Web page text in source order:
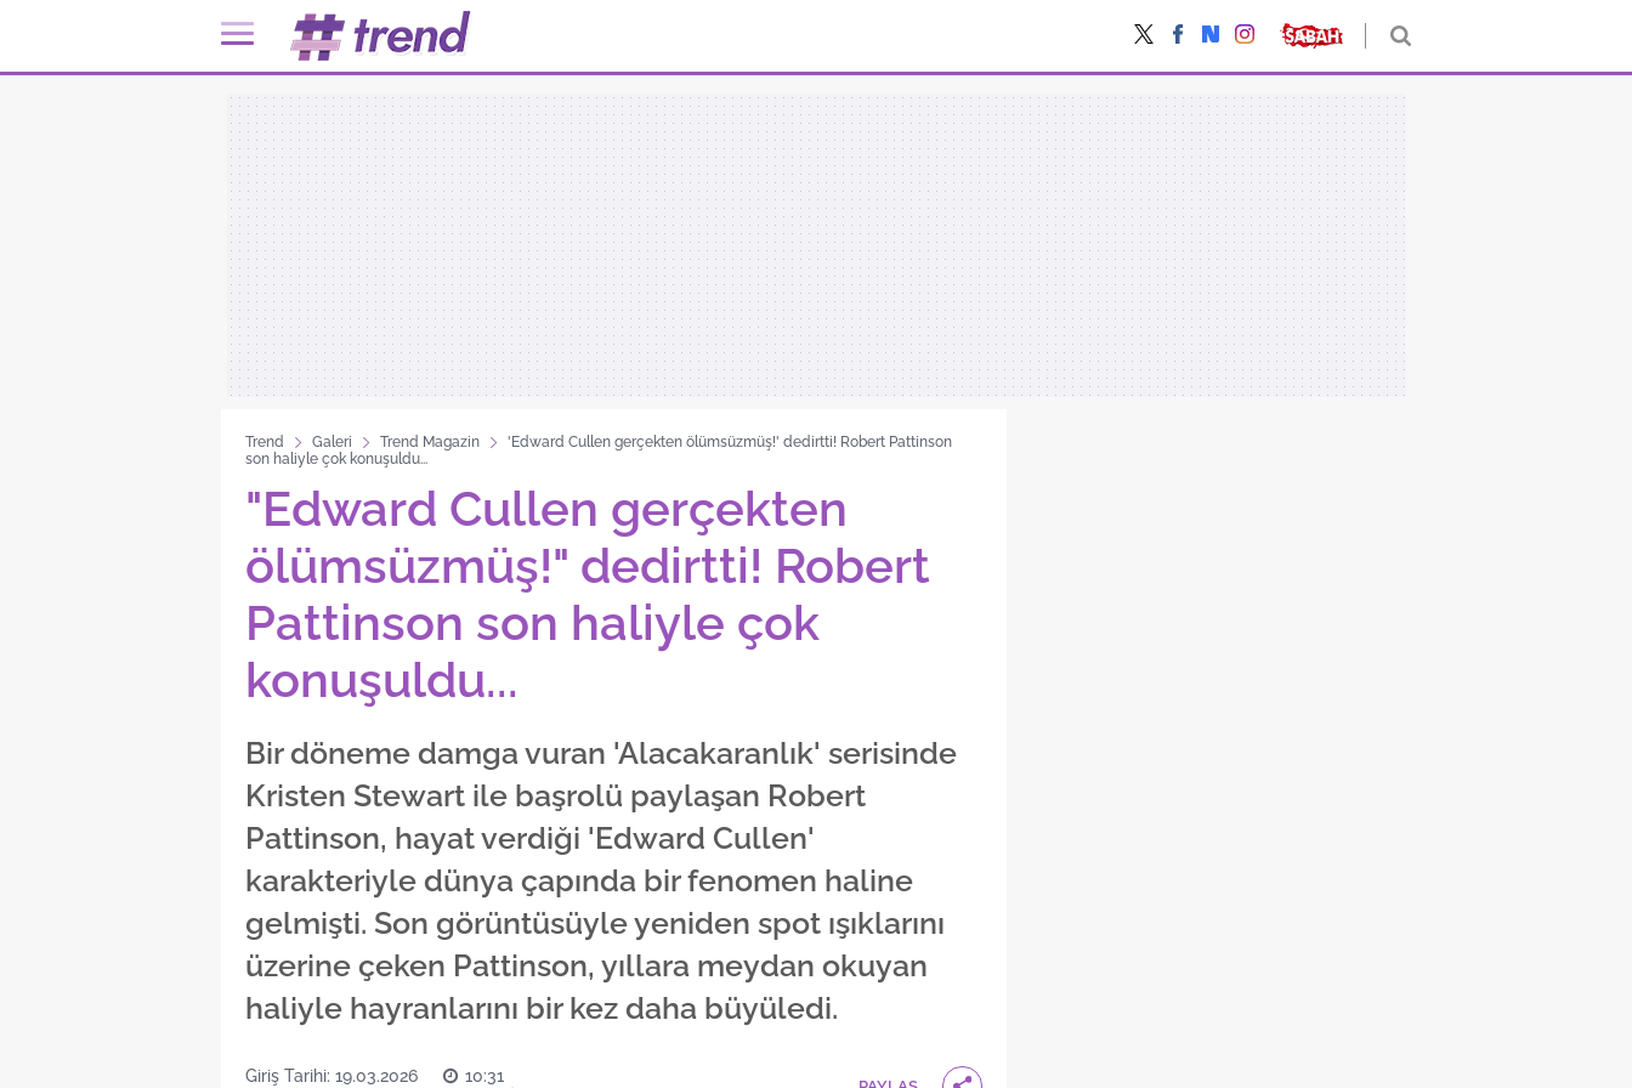
Trend Galeri Trend Magazin
'Edward Cullen gerçekten ölümsüzmüş!' dedirtti! Robert Pattinson
son haliyle çok konuşuldu...
"Edward Cullen gerçekten
ölümsüzmüş!" dedirtti! Robert
Pattinson son haliyle çok
konuşuldu...
Bir döneme damga vuran 'Alacakaranlık' serisinde
Kristen Stewart ile başrolü paylaşan Robert
Pattinson, hayat verdiği 'Edward Cullen'
karakteriyle dünya çapında bir fenomen haline
gelmişti. Son görüntüsüyle yeniden spot ışıklarını
üzerine çeken Pattinson, yıllara meydan okuyan
haliyle hayranlarını bir kez daha büyüledi.
Giriş Tarihi: 19.03.2026
10:31